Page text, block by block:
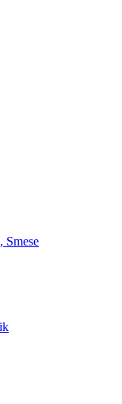
Smese